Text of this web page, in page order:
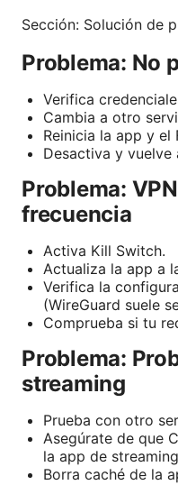
Sección: Solución de
Problema: No
Verifica
Cambia a otro
Reinicia la app y el
Desactiva y
Problema:
frecuencia
Activa Kill Switch.
Actualiza la app a
Verifica la
(WireGuard suele
Comprueba si tu
Problema:
streaming
Prueba con otro
Asegúrate de que
la app de
Borra caché de la